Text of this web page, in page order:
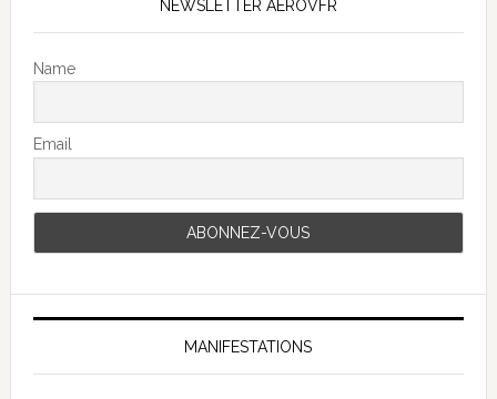
NEWSLETTER AEROVFR
Name
Email
MANIFESTATIONS